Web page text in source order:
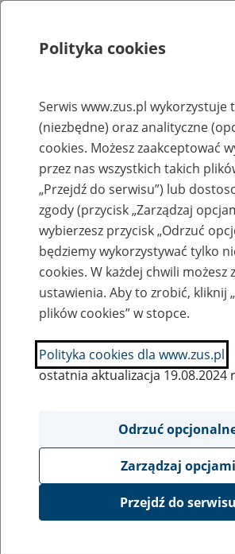
Rejestry, ewidencje i archiwa
Baza zlikwidowanych
przekształconych
Nazwa zakładu pracy:
SZUKAJ
Ukryj wszystkie pozycje bazy
VIKING Ltd
Polityka cookies
Serwis www.zus.pl wykorzystuje
(niezbędne) oraz analityczne
cookies. Możesz zaakceptować
przez nas wszystkich takich
„Przejdź do serwisu”) lub
zgody (przycisk „Zarządzaj
wybierzesz przycisk „Odrzuć
będziemy wykorzystywać tylko
cookies. W każdej chwili możesz
ustawienia. Aby to zrobić, kliknij
plików cookies” w stopce.
Polityka cookies dla www.zus.pl
ostatnia aktualizacja 19.08.2024
Odrzuć
Zarządzaj opcjami
Przejdź do serwisu